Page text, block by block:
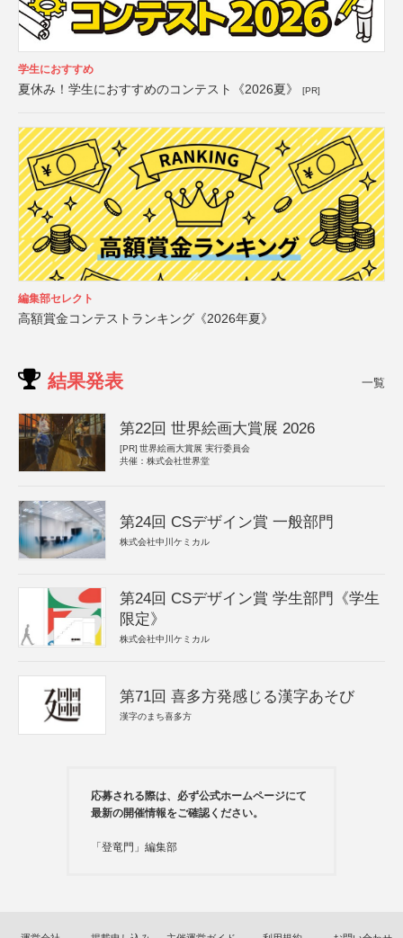
学生におすすめ
夏休み！学生におすすめのコンテスト《2026夏》 [PR]
編集部セレクト
高額賞金コンテストランキング《2026年夏》
結果発表 一覧
第22回 世界絵画大賞展 2026
[PR] 世界絵画大賞展 実行委員会
共催：株式会社世界堂
第24回 CSデザイン賞 一般部門
株式会社中川ケミカル
第24回 CSデザイン賞 学生部門《学生
限定》
株式会社中川ケミカル
第71回 喜多方発感じる漢字あそび
漢字のまち喜多方
応募される際は、必ず公式ホームページにて
最新の開催情報をご確認ください。
「登竜門」編集部